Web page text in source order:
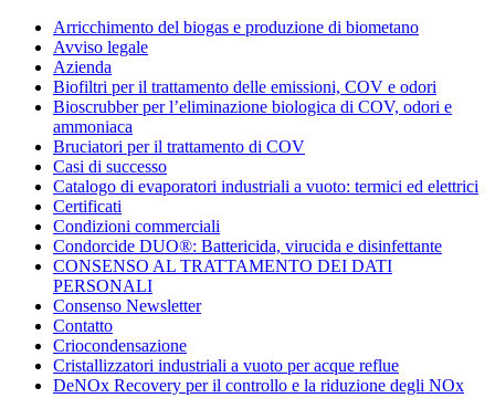
Condorchem
Enviro
Solutions
Arricchimento del biogas e produzione di biometano
Avviso legale
Azienda
Biofiltri per il trattamento delle emissioni, COV e odori
Bioscrubber per l’eliminazione biologica di COV, odori e
ammoniaca
Bruciatori per il trattamento di COV
Casi di successo
Catalogo di evaporatori industriali a vuoto: termici ed elettrici
Certificati
Condizioni commerciali
Condorcide DUO®: Battericida, virucida e disinfettante
CONSENSO AL TRATTAMENTO DEI DATI
PERSONALI
Consenso Newsletter
Contatto
Criocondensazione
Cristallizzatori industriali a vuoto per acque reflue
DeNOx Recovery per il controllo e la riduzione degli NOx